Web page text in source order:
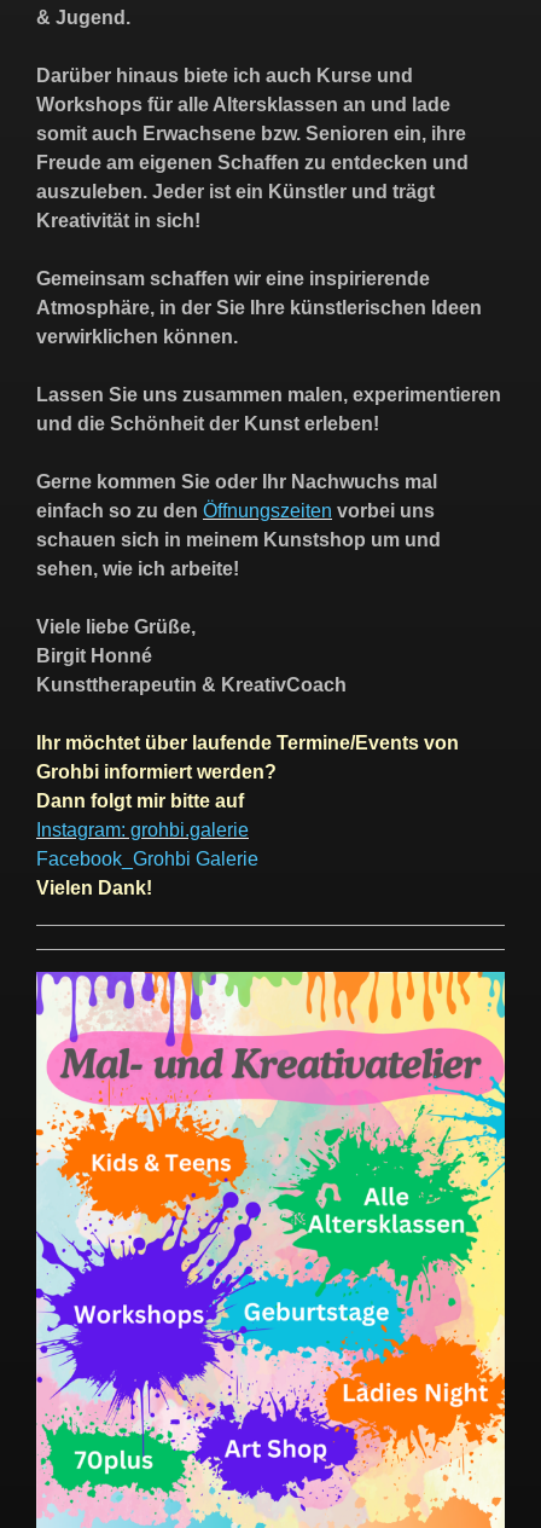
& Jugend.
Darüber hinaus biete ich auch Kurse und
Workshops für alle Altersklassen an und lade
somit auch Erwachsene bzw. Senioren ein, ihre
Freude am eigenen Schaffen zu entdecken und
auszuleben. Jeder ist ein Künstler und trägt
Kreativität in sich!
Gemeinsam schaffen wir eine inspirierende
Atmosphäre, in der Sie Ihre künstlerischen Ideen
verwirklichen können.
Lassen Sie uns zusammen malen, experimentieren
und die Schönheit der Kunst erleben!
Gerne kommen Sie oder Ihr Nachwuchs mal
einfach so zu den Öffnungszeiten vorbei uns
schauen sich in meinem Kunstshop um und
sehen, wie ich arbeite!
Viele liebe Grüße,
Birgit Honné
Kunsttherapeutin & KreativCoach
Ihr möchtet über laufende Termine/Events von
Grohbi informiert werden?
Dann folgt mir bitte auf
Instagram: grohbi.galerie
Facebook_Grohbi Galerie
Vielen Dank!